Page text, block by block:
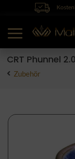
CRT Phunnel
Zubehör